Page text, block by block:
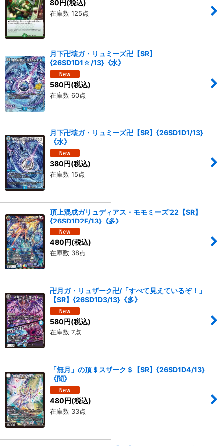
80 円(税込)
在庫数 125点
月下卍壊ガ・リュミーズ卍【SR】
{26SD1D1☆/13}《水》
580円(税込)
在庫数 60点
月下卍壊ガ・リュミーズ卍【SR】{26SD1D1/13}
《水》
380円(税込)
在庫数 15点
頂上混成ガリュディアス・モモミーズ’22【SR】
{26SD1D2F/13}《多》
480円(税込)
在庫数 38点
卍月ガ・リュザーク卍/「すべて見えているぞ！」
【SR】{26SD1D3/13}《多》
580円(税込)
在庫数 7点
「無月」の頂＄スザーク＄【SR】{26SD1D4/13}
《闇》
480円(税込)
在庫数 33点